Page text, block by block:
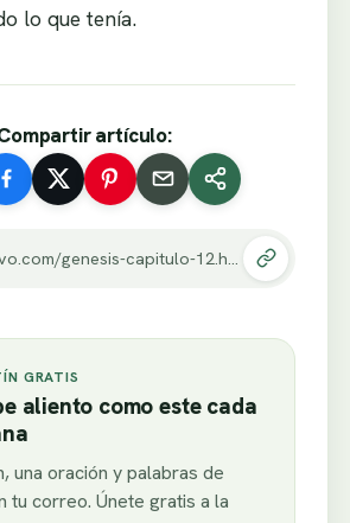
lo que tenía.
artículo:
https://renuevo.com/genesis-capitulo-12.html
GRATIS
aliento como este cada
una oración y palabras de
tu correo. Únete gratis a la